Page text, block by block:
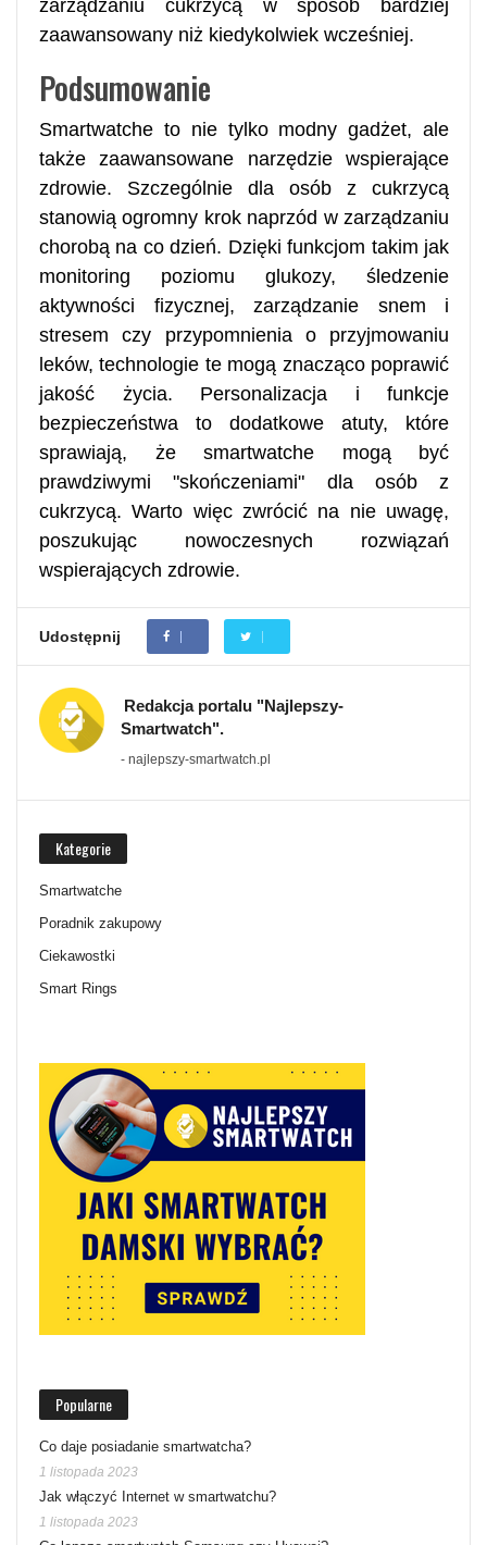
zarządzaniu cukrzycą w sposób bardziej
zaawansowany niż kiedykolwiek wcześniej.
Podsumowanie
Smartwatche to nie tylko modny gadżet, ale
także zaawansowane narzędzie wspierające
zdrowie. Szczególnie dla osób z cukrzycą
stanowią ogromny krok naprzód w zarządzaniu
chorobą na co dzień. Dzięki funkcjom takim jak
monitoring poziomu glukozy, śledzenie
aktywności fizycznej, zarządzanie snem i
stresem czy przypomnienia o przyjmowaniu
leków, technologie te mogą znacząco poprawić
jakość życia. Personalizacja i funkcje
bezpieczeństwa to dodatkowe atuty, które
sprawiają, że smartwatche mogą być
prawdziwymi "skończeniami" dla osób z
cukrzycą. Warto więc zwrócić na nie uwagę,
poszukując nowoczesnych rozwiązań
wspierających zdrowie.
Udostępnij
Redakcja portalu "Najlepszy-
Smartwatch".
- najlepszy-smartwatch.pl
Kategorie
Smartwatche
Poradnik zakupowy
Ciekawostki
Smart Rings
Popularne
Co daje posiadanie smartwatcha?
1 listopada 2023
Jak włączyć Internet w smartwatchu?
1 listopada 2023